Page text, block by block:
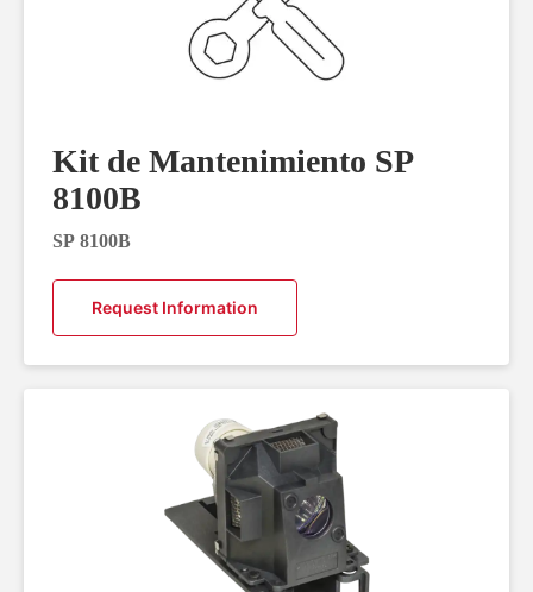
Kit de Mantenimiento SP
8100B
SP 8100B
Request Information